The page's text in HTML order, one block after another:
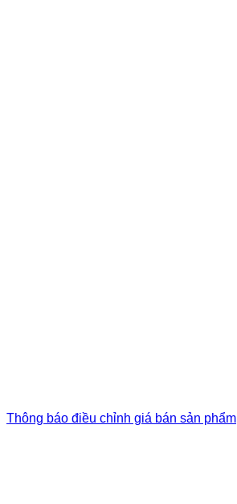
Thông báo điều chỉnh giá bán sản phẩm